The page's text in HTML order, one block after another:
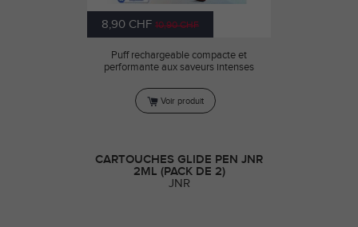
8,90 CHF 10,90 CHF
Puff rechargeable compacte et
performante aux saveurs intenses
Voir produit
CARTOUCHES GLIDE PEN JNR
2ML (PACK DE 2)
JNR